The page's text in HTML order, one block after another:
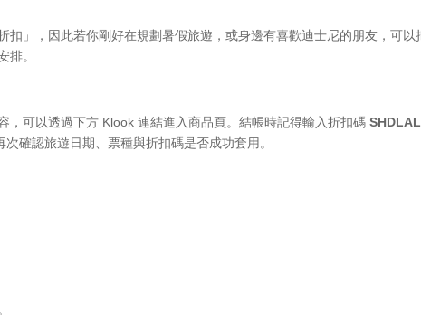
扣」，因此若你剛好在規劃暑假旅遊，或身邊有喜歡迪士尼的朋友，可以
排。
，可以透過下方 Klook 連結進入商品頁。結帳時記得輸入折扣碼
確認旅遊日期、票種與折扣碼是否成功套用。